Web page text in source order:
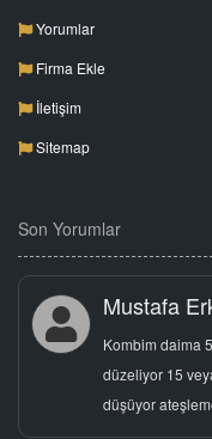
Yorumlar
Firma Ekle
İletişim
Sitemap
Son Yorumlar
Mustafa
Kombim daima
düzeliyor 15
düşüyor